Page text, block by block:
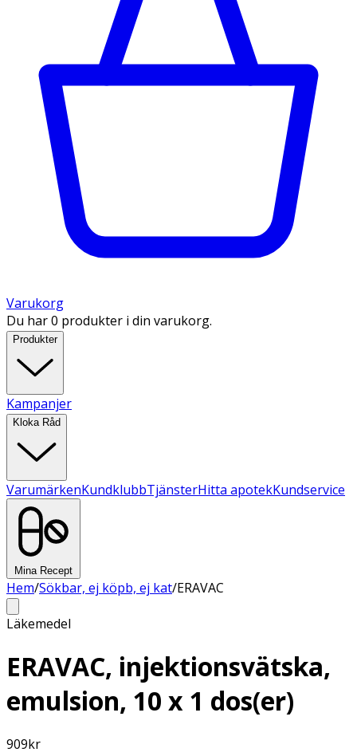
Varukorg
Du har 0 produkter i din varukorg.
Produkter
Kampanjer
Kloka Råd
VarumärkenKundklubbTjänsterHitta apotekKundservice
Mina Recept
Hem/Sökbar, ej köpb, ej kat/ERAVAC
Läkemedel
ERAVAC, injektionsvätska,
emulsion, 10 x 1 dos(er)
909kr